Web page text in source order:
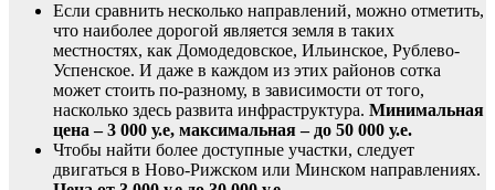
Если сравнить несколько направлений, можно отметить,
что наиболее дорогой является земля в таких
местностях, как Домодедовское, Ильинское, Рублево-
Успенское. И даже в каждом из этих районов сотка
может стоить по-разному, в зависимости от того,
насколько здесь развита инфраструктура. Минимальная
цена – 3 000 у.е, максимальная – до 50 000 у.е.
Чтобы найти более доступные участки, следует
двигаться в Ново-Рижском или Минском направлениях.